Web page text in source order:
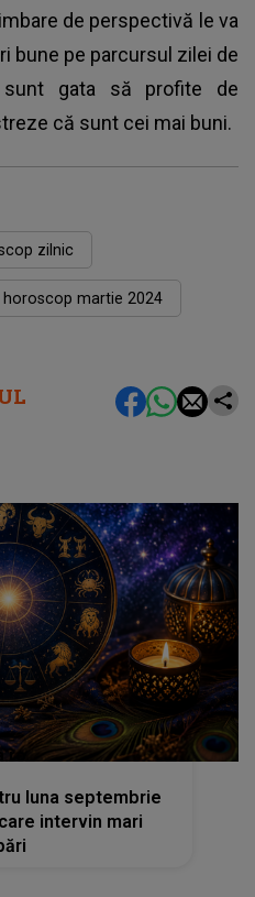
de perspectivă le va
bune pe parcursul zilei de
gata să profite de
că sunt cei mai buni.
zilnic
horoscop martie 2024
luna septembrie
intervin mari